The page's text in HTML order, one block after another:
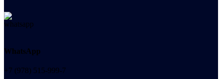
WhatsApp
+7 (978) 515-999-7